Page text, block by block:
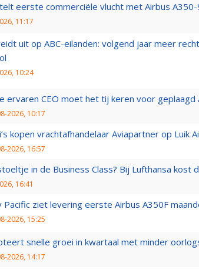
eerste commerciële vlucht met Airbus
11:17
uit op ABC-eilanden: volgend jaar meer
10:24
ervaren CEO moet het tij keren voor geplaagd
2026, 10:17
kopen vrachtafhandelaar Aviapartner op Luik
2026, 16:57
in de Business Class? Bij Lufthansa kost
16:41
Pacific ziet levering eerste Airbus A350F
2026, 15:25
snelle groei in kwartaal met minder
2026, 14:17